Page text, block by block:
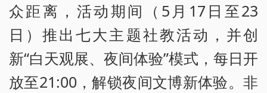
众距离，活动期间（5月17日至23
日）推出七大主题社教活动，并创
新“白天观展、夜间体验”模式，每日开
放至21:00，解锁夜间文博新体验。非